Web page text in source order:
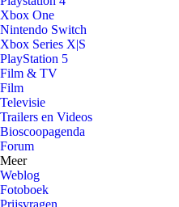
Xbox One
Nintendo Switch
Xbox Series X|S
PlayStation 5
Film & TV
Film
Televisie
Trailers en Videos
Bioscoopagenda
Forum
Meer
Weblog
Fotoboek
Prijsvragen